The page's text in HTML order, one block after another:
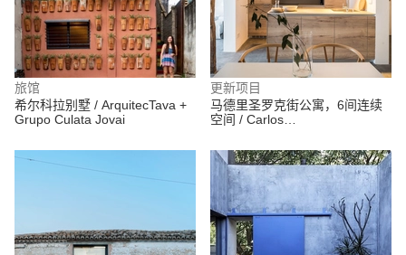
旅馆
希尔科拉别墅 / ArquitecTava +
Grupo Culata Jovai
更新项目
马德里圣罗克街公寓，6间连续
空间 / Carlos